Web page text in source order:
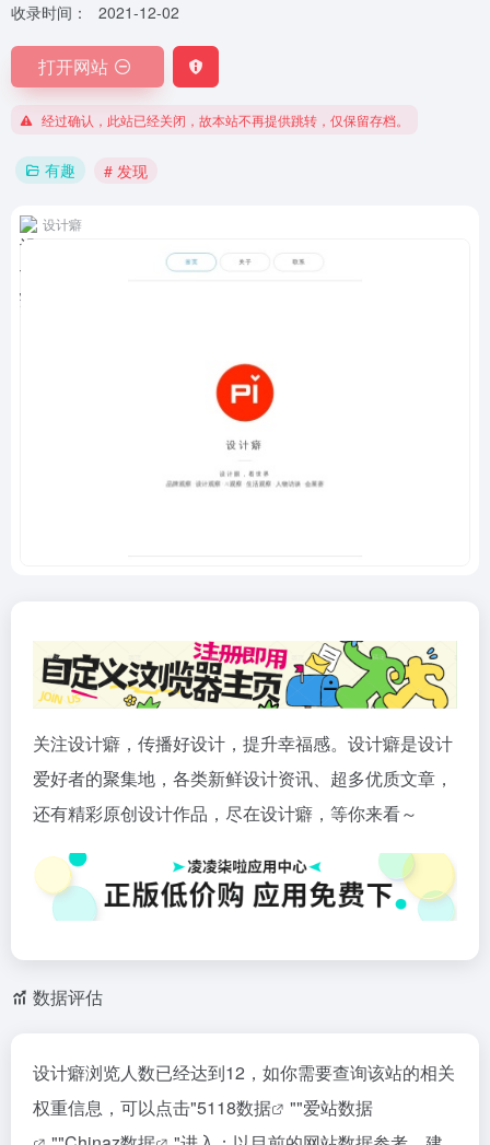
收录时间：
2021-12-02
打开网站
经过确认，此站已经关闭，故本站不再提供跳转，仅保留存档。
有趣 # 发现
设计癖
关注设计癖，传播好设计，提升幸福感。设计癖是设计
爱好者的聚集地，各类新鲜设计资讯、超多优质文章，
还有精彩原创设计作品，尽在设计癖，等你来看～
数据评估
设计癖浏览人数已经达到12，如你需要查询该站的相关
权重信息，可以点击"5118数据 ""爱站数据